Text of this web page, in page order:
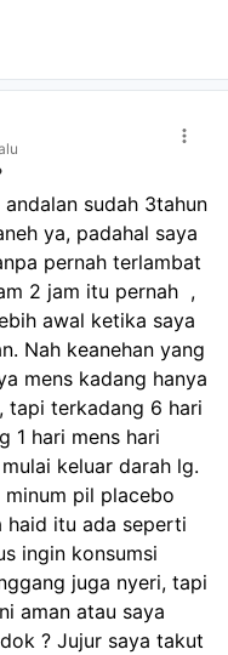
khusus. Jangan
sudah 3tahun
ya, padahal saya
pernah terlambat
2 jam itu pernah  ,
awal ketika saya
Nah keanehan yang
mens kadang hanya
tapi terkadang 6 hari
1 hari mens hari
keluar darah lg.
minum pil placebo
haid itu ada seperti
ingin konsumsi
juga nyeri, tapi
aman atau saya
? Jujur saya takut